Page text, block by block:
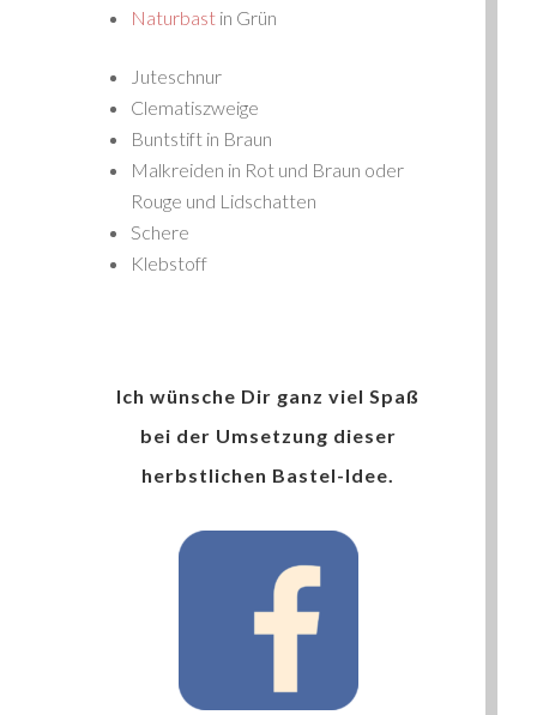
Naturbast in Grün
Juteschnur
Clematiszweige
Buntstift in Braun
Malkreiden in Rot und Braun oder
Rouge und Lidschatten
Schere
Klebstoff
Ich wünsche Dir ganz viel Spaß
bei der Umsetzung dieser
herbstlichen Bastel-Idee.